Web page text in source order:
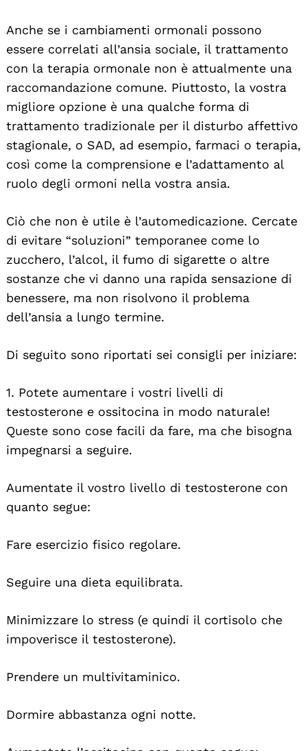
Anche se i cambiamenti ormonali possono
essere correlati all’ansia sociale, il trattamento
con la terapia ormonale non è attualmente una
raccomandazione comune. Piuttosto, la vostra
migliore opzione è una qualche forma di
trattamento tradizionale per il disturbo affettivo
stagionale, o SAD, ad esempio, farmaci o terapia,
così come la comprensione e l’adattamento al
ruolo degli ormoni nella vostra ansia.
Ciò che non è utile è l’automedicazione. Cercate
di evitare “soluzioni” temporanee come lo
zucchero, l’alcol, il fumo di sigarette o altre
sostanze che vi danno una rapida sensazione di
benessere, ma non risolvono il problema
dell’ansia a lungo termine.
Di seguito sono riportati sei consigli per iniziare:
1. Potete aumentare i vostri livelli di
testosterone e ossitocina in modo naturale!
Queste sono cose facili da fare, ma che bisogna
impegnarsi a seguire.
Aumentate il vostro livello di testosterone con
quanto segue:
Fare esercizio fisico regolare.
Seguire una dieta equilibrata.
Minimizzare lo stress (e quindi il cortisolo che
impoverisce il testosterone).
Prendere un multivitaminico.
Dormire abbastanza ogni notte.
For: